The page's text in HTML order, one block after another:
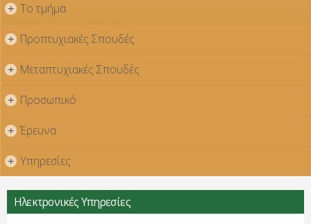
+ Το τμήμα
+ Προπτυχιακές Σπουδές
+ Μεταπτυχιακές Σπουδές
+ Προσωπικό
+ Έρευνα
+ Υπηρεσίες
Ηλεκτρονικές Υπηρεσίες